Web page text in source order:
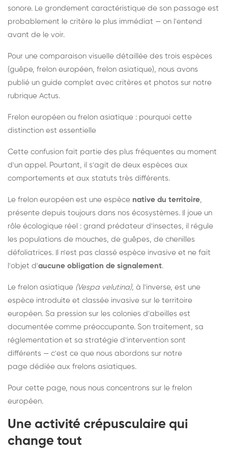
sonore. Le grondement caractéristique de son passage est
probablement le critère le plus immédiat — on l'entend
avant de le voir.
Pour une comparaison visuelle détaillée des trois espèces
(guêpe, frelon européen, frelon asiatique), nous avons
publié un guide complet avec critères et photos sur notre
rubrique Actus.
Frelon européen ou frelon asiatique : pourquoi cette
distinction est essentielle
Cette confusion fait partie des plus fréquentes au moment
d'un appel. Pourtant, il s'agit de deux espèces aux
comportements et aux statuts très différents.
Le frelon européen est une espèce native du territoire,
présente depuis toujours dans nos écosystèmes. Il joue un
rôle écologique réel : grand prédateur d'insectes, il régule
les populations de mouches, de guêpes, de chenilles
défoliatrices. Il n'est pas classé espèce invasive et ne fait
l'objet d'aucune obligation de signalement.
Le frelon asiatique (Vespa velutina), à l'inverse, est une
espèce introduite et classée invasive sur le territoire
européen. Sa pression sur les colonies d'abeilles est
documentée comme préoccupante. Son traitement, sa
réglementation et sa stratégie d'intervention sont
différents — c'est ce que nous abordons sur notre
page dédiée aux frelons asiatiques.
Pour cette page, nous nous concentrons sur le frelon
européen.
Une activité crépusculaire qui
change tout